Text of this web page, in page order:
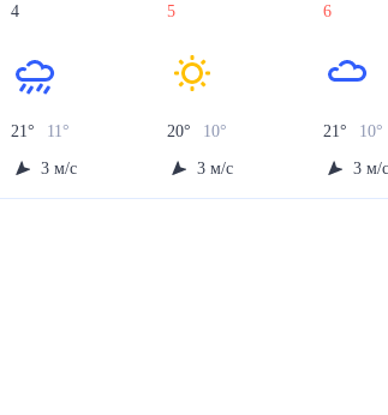
4
21° 11°
3 м/с
5
20° 10°
3 м/с
6
21° 10°
3 м/